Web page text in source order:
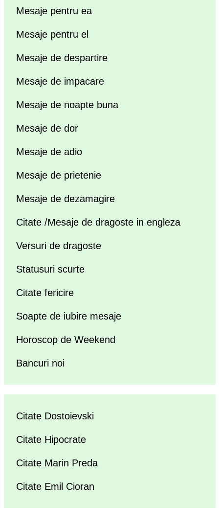
Mesaje pentru ea
Mesaje pentru el
Mesaje de despartire
Mesaje de impacare
Mesaje de noapte buna
Mesaje de dor
Mesaje de adio
Mesaje de prietenie
Mesaje de dezamagire
Citate /Mesaje de dragoste in engleza
Versuri de dragoste
Statusuri scurte
Citate fericire
Soapte de iubire mesaje
Horoscop de Weekend
Bancuri noi
Citate Dostoievski
Citate Hipocrate
Citate Marin Preda
Citate Emil Cioran